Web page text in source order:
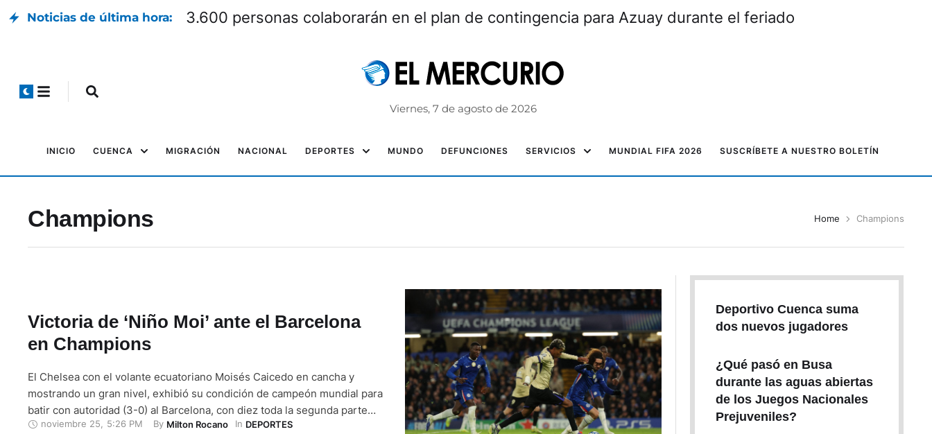
Noticias de última hora: 3.600 personas colaborarán en el plan de contingencia para Azuay durante el feriado
Viernes, 7 de agosto de 2026
INICIO CUENCA MIGRACIÓN NACIONAL DEPORTES MUNDO DEFUNCIONES SERVICIOS MUNDIAL FIFA 2026 SUSCRÍBETE A NUESTRO BOLETÍN
Champions Home Champions
Victoria de ‘Niño Moi’ ante el Barcelona
en Champions
El Chelsea con el volante ecuatoriano Moisés Caicedo en cancha y
mostrando un gran nivel, exhibió su condición de campeón mundial para
batir con autoridad (3-0) al Barcelona, ​​con diez toda la segunda parte
por la expulsión de su capitán Ronald Araújo, ayer en Stamford Bridge
noviembre 25 5:26 PM By Milton Rocano In DEPORTES
Deportivo Cuenca suma
dos nuevos jugadores
¿Qué pasó en Busa
durante las aguas abiertas
de los Juegos Nacionales
Prejuveniles?